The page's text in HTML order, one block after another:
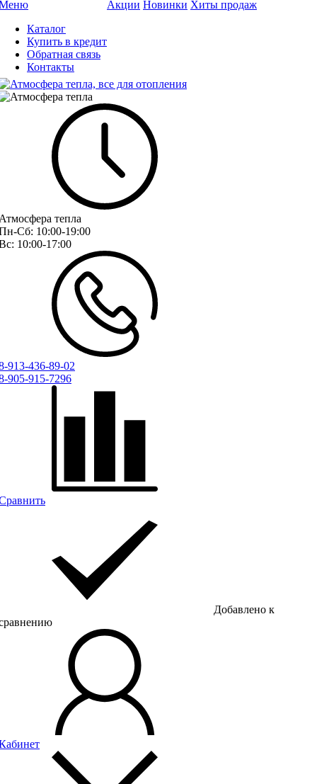
Каталог
Купить в кредит
Обратная связь
Контакты
Акции Новинки Хиты продаж
тепла
Сб: 10:00-19:00
10:00-17:00
913-436-89-02
905-915-7296
Добавлено к